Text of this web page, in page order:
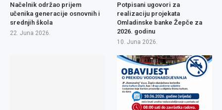
Načelnik održao prijem
učenika generacije osnovnih i
srednjih škola
22. Juna 2026.
Potpisani ugovori za
realizaciju projekata
Omladinske banke Žepče za
2026. godinu
10. Juna 2026.